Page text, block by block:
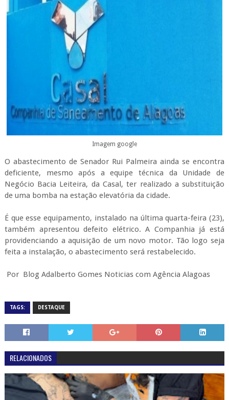
Imagem google
O abastecimento de Senador Rui Palmeira ainda se encontra
deficiente, mesmo após a equipe técnica da Unidade de
Negócio Bacia Leiteira, da Casal, ter realizado a substituição
de uma bomba na estação elevatória da cidade.
É que esse equipamento, instalado na última quarta-feira (23),
também apresentou defeito elétrico. A Companhia já está
providenciando a aquisição de um novo motor. Tão logo seja
feita a instalação, o abastecimento será restabelecido.
Por Blog Adalberto Gomes Noticias com Agência Alagoas
TAGS: DESTAQUE
RELACIONADOS